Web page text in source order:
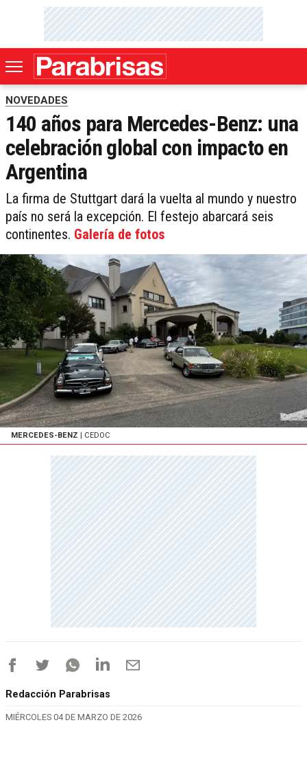
NOVEDADES
140 años para Mercedes-Benz: una
celebración global con impacto en
Argentina
La firma de Stuttgart dará la vuelta al mundo y nuestro
país no será la excepción. El festejo abarcará seis
continentes. Galería de fotos
MERCEDES-BENZ | CEDOC
Redacción Parabrisas
MIÉRCOLES 04 DE MARZO DE 2026